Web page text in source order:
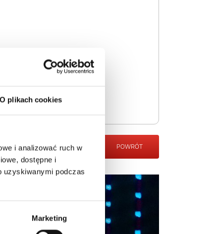
O plikach cookies
i analizować ruch w
dostępne i
uzyskiwanymi podczas
Marketing
POWRÓT